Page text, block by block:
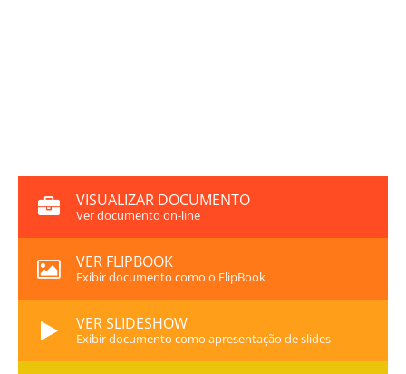
VISUALIZAR DOCUMENTO
Ver documento on-line
VER FLIPBOOK
Exibir documento como o FlipBook
VER SLIDESHOW
Exibir documento como apresentação de slides